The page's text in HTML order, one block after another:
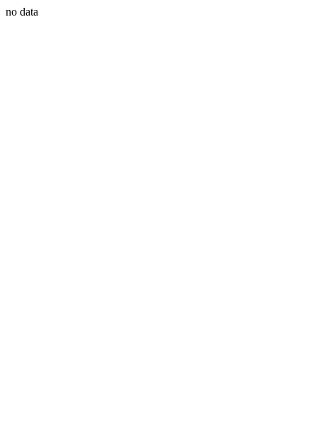
no data